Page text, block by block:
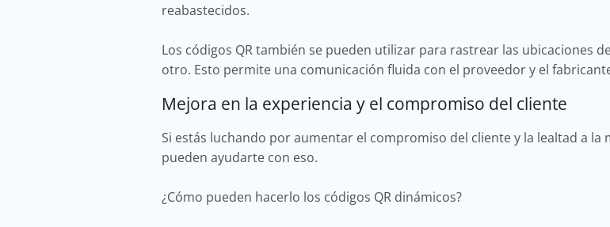
reabastecidos.
Los códigos QR también se pueden utilizar para rastrear las ubicaciones
otro. Esto permite una comunicación fluida con el proveedor y el
Mejora en la experiencia y el compromiso del cliente
Si estás luchando por aumentar el compromiso del cliente y la lealtad a la
pueden ayudarte con eso.
¿Cómo pueden hacerlo los códigos QR dinámicos?